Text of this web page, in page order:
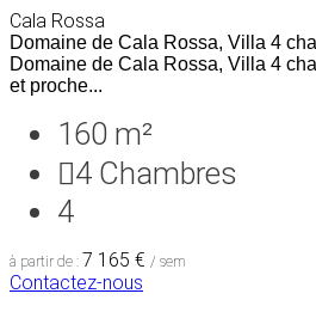
Cala Rossa
Domaine de Cala Rossa, Villa 4
Domaine de Cala Rossa, Villa 4
et proche...
160 m²
4 Chambres
4
à partir de : 7 165 € / sem
Contactez-nous